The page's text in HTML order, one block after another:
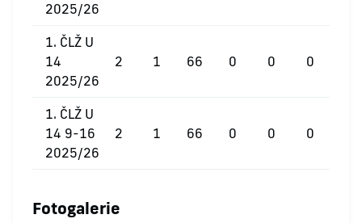
2025/26
1. ČLŽ U
14
2025/26
2 1 66 0 0 0
1. ČLŽ U
14 9-16
2025/26
2 1 66 0 0 0
Fotogalerie